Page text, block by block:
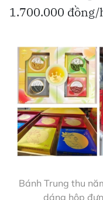
1.700.000
Bánh Trung thu
dáng hộp